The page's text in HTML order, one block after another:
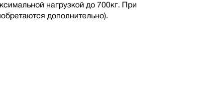
нагрузкой до 700кг. При
дополнительно).